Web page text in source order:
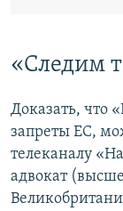
«Следим
Доказать, что
запреты ЕС,
телеканалу
адвокат